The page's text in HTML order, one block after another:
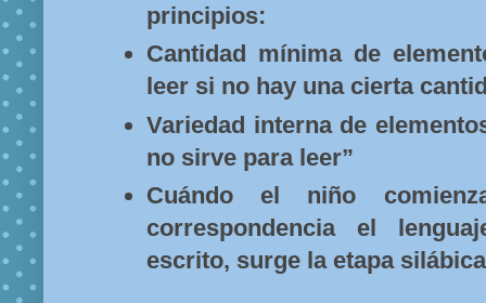
principios:
Cantidad mínima de
leer si no hay una cierta
Variedad interna de
no sirve para leer”
Cuándo el niño
correspondencia el
escrito, surge la etapa